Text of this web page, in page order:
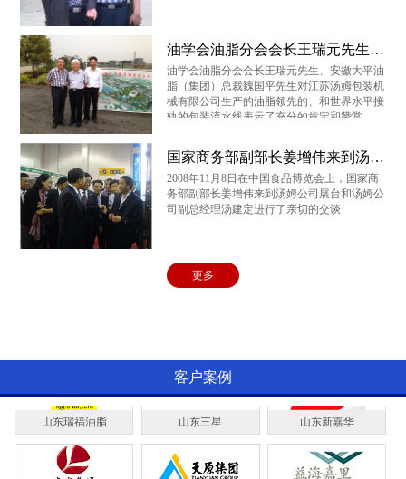
油学会油脂分会会长王瑞元先生、安徽大平油脂（集团）总裁魏国平先生来我司指导
油学会油脂分会会长王瑞元先生、安徽大平油
脂（集团）总裁魏国平先生对江苏汤姆包装机
械有限公司生产的油脂领先的、和世界水平接
轨的包装流水线表示了充分的肯定和赞赏
国家商务部副部长姜增伟来到汤姆公司展台和汤姆公司副总经理汤建定进行了亲切的交谈
2008年11月8日在中国食品博览会上，国家商
务部副部长姜增伟来到汤姆公司展台和汤姆公
司副总经理汤建定进行了亲切的交谈
更多
客户案例
中海油
大平粮油 爱菊油脂 云河实业
乐悠悠 燕庄油脂 齐云山茶油
山东瑞福油脂 山东三星 山东新嘉华